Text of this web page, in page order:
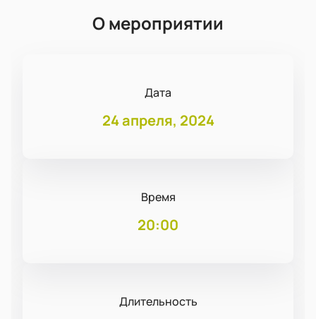
О мероприятии
Дата
24 апреля, 2024
Время
20:00
Длительность